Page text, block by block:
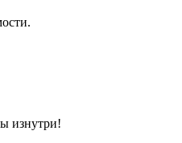
изнутри!